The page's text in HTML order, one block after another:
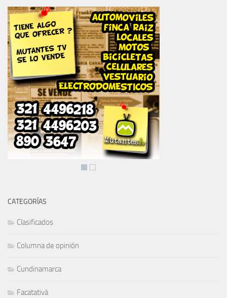
CATEGORÍAS
Clasificados
Columna de opinión
Cundinamarca
Facatativá